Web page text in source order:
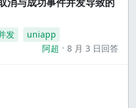
发
uniapp
阿超
8 月 3 日回答